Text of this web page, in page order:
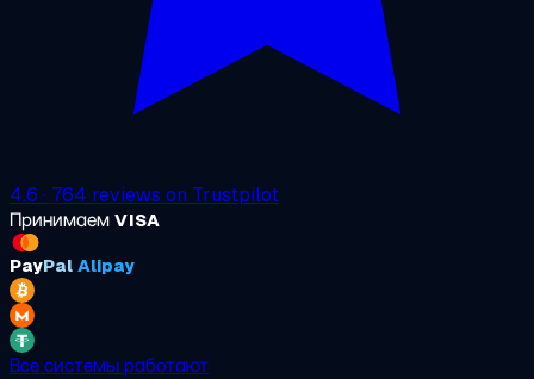
4.6 · 764 reviews on Trustpilot
Принимаем VISA
PayPal Alipay
Все системы работают